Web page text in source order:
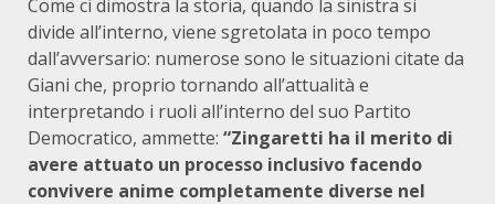
Come ci dimostra la storia, quando la sinistra si
divide all’interno, viene sgretolata in poco tempo
dall’avversario: numerose sono le situazioni citate da
Giani che, proprio tornando all’attualità e
interpretando i ruoli all’interno del suo Partito
Democratico, ammette: “Zingaretti ha il merito di
avere attuato un processo inclusivo facendo
convivere anime completamente diverse nel